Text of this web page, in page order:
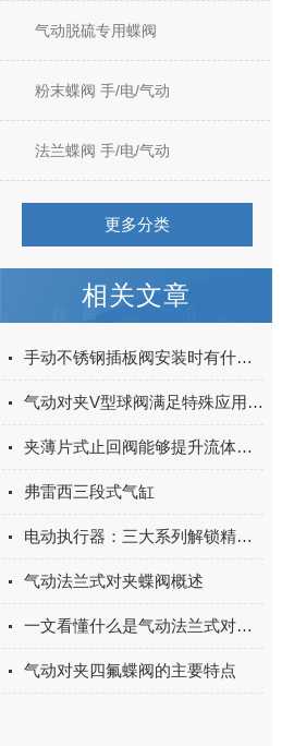
气动脱硫专用蝶阀
粉末蝶阀 手/电/气动
法兰蝶阀 手/电/气动
更多分类
相关文章
手动不锈钢插板阀安装时有什么需要注意的
气动对夹V型球阀满足特殊应用需求
夹薄片式止回阀能够提升流体控制效率
弗雷西三段式气缸
电动执行器：三大系列解锁精准控制新维度
气动法兰式对夹蝶阀概述
一文看懂什么是气动法兰式对夹蝶阀，赶快收藏
气动对夹四氟蝶阀的主要特点